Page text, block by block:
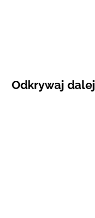
Odkrywaj dalej